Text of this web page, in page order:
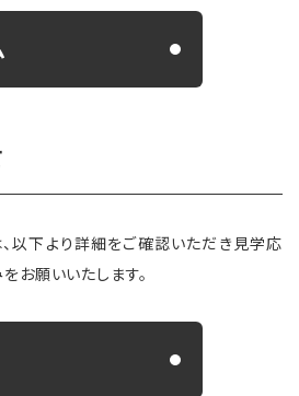
以下より詳細をご確認いただき見学応
お願いいたします。